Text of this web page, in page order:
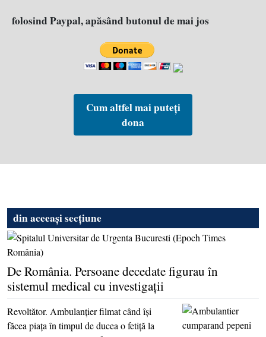
folosind Paypal, apăsând butonul de mai jos
Cum altfel mai puteți
dona
din aceeași secțiune
De România. Persoane decedate figurau în
sistemul medical cu investigaţii
Revoltător. Ambulanţier filmat când îşi
făcea piaţa în timpul de ducea o fetiţă la